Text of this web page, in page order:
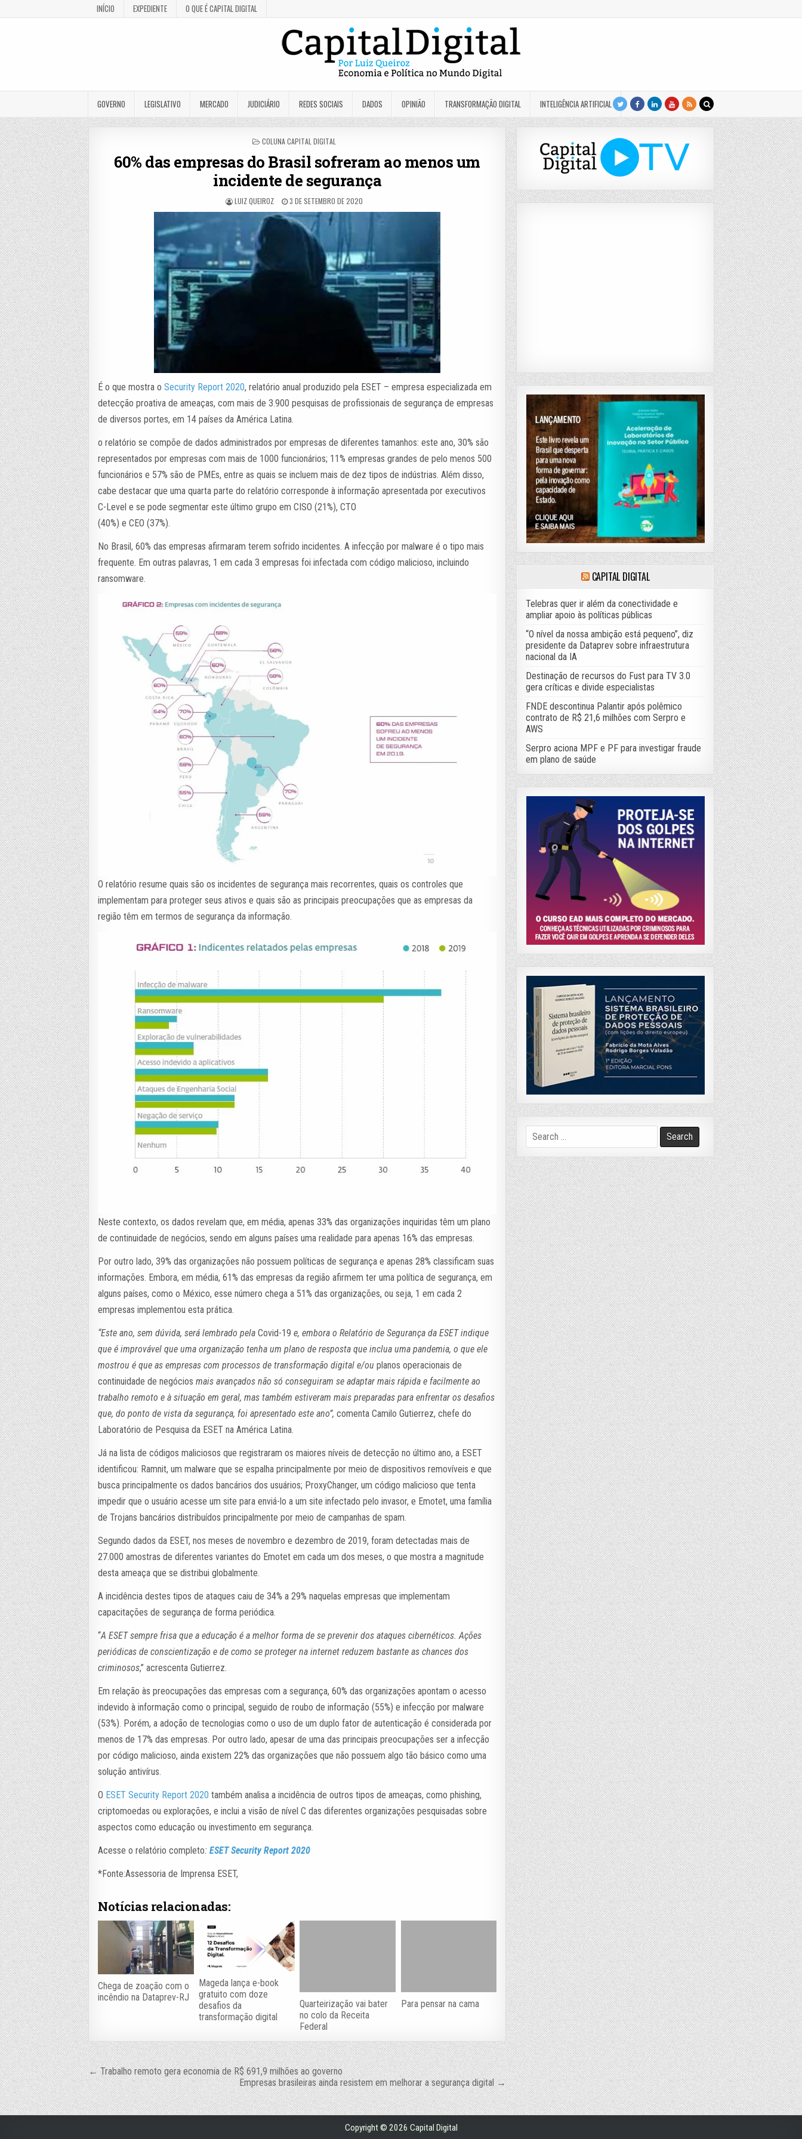
INÍCIO EXPEDIENTE O QUE É CAPITAL DIGITAL
GOVERNO LEGISLATIVO MERCADO JUDICIÁRIO REDES SOCIAIS DADOS OPINIÃO TRANSFORMAÇÃO DIGITAL INTELIGÊNCIA ARTIFICIAL
POSTED
COLUNA CAPITAL DIGITAL
60% das empresas do Brasil sofreram ao menos um
incidente de segurança
LUIZ QUEIROZ 3 DE SETEMBRO DE 2020
É o que mostra oSecurity Report 2020, relatório anual produzido pela ESET – empresa especializada em
detecção proativa de ameaças, com mais de 3.900 pesquisas de profissionais de segurança de empresas
de diversos portes, em 14 países da América Latina.
o relatório se compõe de dados administrados por empresas de diferentes tamanhos: este ano, 30% são
representados por empresas com mais de 1000 funcionários; 11% empresas grandes de pelo menos 500
funcionários e 57% são de PMEs, entre as quais se incluem mais de dez tipos de indústrias. Além disso,
cabe destacar que uma quarta parte do relatório corresponde à informação apresentada por executivos
C-Level e se pode segmentar este último grupo em CISO (21%), CTO
(40%) e CEO (37%).
No Brasil, 60% das empresas afirmaram terem sofrido incidentes. A infecção por malware é o tipo mais
frequente. Em outras palavras, 1 em cada 3 empresas foi infectada com código malicioso, incluindo
ransomware.
O relatório resume quais são os incidentes de segurança mais recorrentes, quais os controles que
implementam para proteger seus ativos e quais são as principais preocupações que as empresas da
região têm em termos de segurança da informação.
Neste contexto, os dados revelam que, em média, apenas 33% das organizações inquiridas têm um plano
de continuidade de negócios, sendo em alguns países uma realidade para apenas 16% das empresas.
Por outro lado, 39% das organizações não possuem políticas de segurança e apenas 28% classificam suas
informações. Embora, em média, 61% das empresas da região afirmem ter uma política de segurança, em
alguns países, como o México, esse número chega a 51% das organizações, ou seja, 1 em cada 2
empresas implementou esta prática.
“Este ano, sem dúvida, será lembrado pelaCovid-19e, embora o Relatório de Segurança da ESET indique
que é improvável que uma organização tenha um plano de resposta que inclua uma pandemia, o que ele
mostrou é que as empresas com processos de transformação digital e/ouplanos operacionais de
continuidade de negócios mais avançados não só conseguiram se adaptar mais rápida e facilmente ao
trabalho remoto e à situação em geral, mas também estiveram mais preparadas para enfrentar os desafios
que, do ponto de vista da segurança, foi apresentado este ano”, comenta Camilo Gutierrez, chefe do
Laboratório de Pesquisa da ESET na América Latina.
Já na lista de códigos maliciosos que registraram os maiores níveis de detecção no último ano, a ESET
identificou: Ramnit, um malware que se espalha principalmente por meio de dispositivos removíveis e que
busca principalmente os dados bancários dos usuários; ProxyChanger, um código malicioso que tenta
impedir que o usuário acesse um site para enviá-lo a um site infectado pelo invasor, e Emotet, uma família
de Trojans bancários distribuídos principalmente por meio de campanhas de spam.
Segundo dados da ESET, nos meses de novembro e dezembro de 2019, foram detectadas mais de
27.000 amostras de diferentes variantes do Emotet em cada um dos meses, o que mostra a magnitude
desta ameaça que se distribui globalmente.
A incidência destes tipos de ataques caiu de 34% a 29% naquelas empresas que implementam
capacitações de segurança de forma periódica.
“A ESET sempre frisa que a educação é a melhor forma de se prevenir dos ataques cibernéticos. Ações
periódicas de conscientização e de como se proteger na internet reduzem bastante as chances dos
criminosos,” acrescenta Gutierrez.
Em relação às preocupações das empresas com a segurança, 60% das organizações apontam o acesso
indevido à informação como o principal, seguido de roubo de informação (55%) e infecção por malware
(53%). Porém, a adoção de tecnologias como o uso de um duplo fator de autenticação é considerada por
menos de 17% das empresas. Por outro lado, apesar de uma das principais preocupações ser a infecção
por código malicioso, ainda existem 22% das organizações que não possuem algo tão básico como uma
solução antivírus.
O ESET Security Report 2020 também analisa a incidência de outros tipos de ameaças, como phishing,
criptomoedas ou explorações, e inclui a visão de nível C das diferentes organizações pesquisadas sobre
aspectos como educação ou investimento em segurança.
Acesse o relatório completo:ESET Security Report 2020
*Fonte:Assessoria de Imprensa ESET,
Notícias relacionadas:
Chega de zoação com o
incêndio na Dataprev-RJ
Mageda lança e-book
gratuito com doze
desafios da
transformação digital
Quarteirização vai bater
no colo da Receita
Federal
Para pensar na cama
Navegação
de
Post
← Trabalho remoto gera economia de R$ 691,9 milhões ao governo
Empresas brasileiras ainda resistem em melhorar a segurança digital →
CAPITAL DIGITAL
Telebras quer ir além da conectividade e
ampliar apoio às políticas públicas
“O nível da nossa ambição está pequeno”, diz
presidente da Dataprev sobre infraestrutura
nacional da IA
Destinação de recursos do Fust para TV 3.0
gera críticas e divide especialistas
FNDE descontinua Palantir após polêmico
contrato de R$ 21,6 milhões com Serpro e
AWS
Serpro aciona MPF e PF para investigar fraude
em plano de saúde
Search
for:
Copyright © 2026 Capital Digital